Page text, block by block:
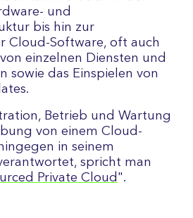
und
bis hin zur
Cloud-Software, oft auch
einzelnen Diensten und
sowie das Einspielen von
Betrieb und Wartung
von einem Cloud-
in seinem
spricht man
Private Cloud ".